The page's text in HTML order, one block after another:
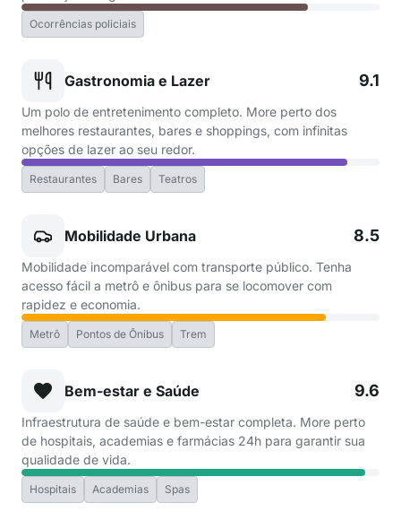
Ocorrências policiais
Gastronomia e Lazer 9.1
Um polo de entretenimento completo. More perto dos
melhores restaurantes, bares e shoppings, com infinitas
opções de lazer ao seu redor.
Restaurantes Bares Teatros
Mobilidade Urbana 8.5
Mobilidade incomparável com transporte público. Tenha
acesso fácil a metrô e ônibus para se locomover com
rapidez e economia.
Metrô Pontos de Ônibus Trem
Bem-estar e Saúde 9.6
Infraestrutura de saúde e bem-estar completa. More perto
de hospitais, academias e farmácias 24h para garantir sua
qualidade de vida.
Hospitais Academias Spas